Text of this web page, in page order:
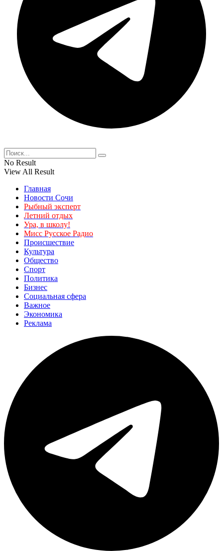
No Result
View All Result
Главная
Новости Сочи
Рыбный эксперт
Летний отдых
Ура, в школу!
Мисс Русское Радио
Происшествие
Культура
Общество
Спорт
Политика
Бизнес
Социальная сфера
Важное
Экономика
Реклама